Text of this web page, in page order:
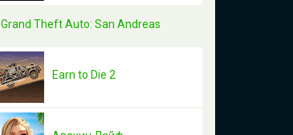
Grand Theft Auto: San Andreas
Earn to Die 2